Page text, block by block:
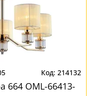
214132
664 OML-66413-